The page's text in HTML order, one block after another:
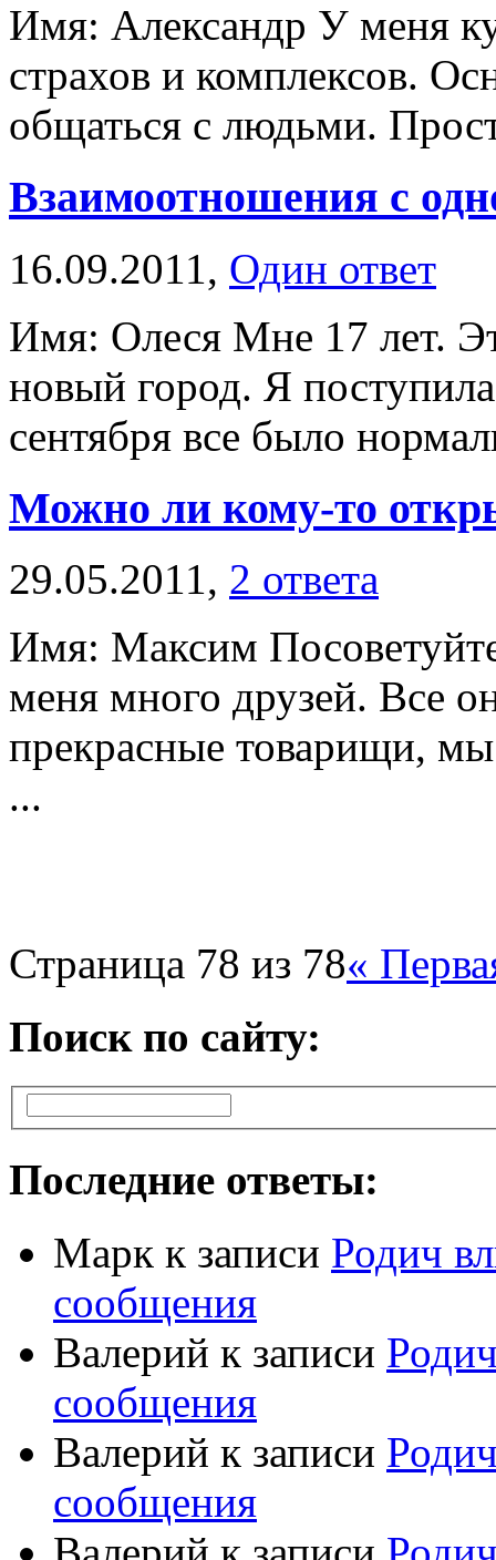
Имя: Александр У меня
страхов и комплексов.
общаться с людьми.
Взаимоотношения с
16.09.2011, Один ответ
Имя: Олеся Мне 17 лет.
новый город. Я
сентября все было
Можно ли кому-то
29.05.2011, 2 ответа
Имя: Максим
меня много друзей. Все
прекрасные товарищи,
...
Страница 78 из 78«
Поиск по сайту:
Последние ответы:
Марк к записи Родич
сообщения
Валерий к записи
сообщения
Валерий к записи
сообщения